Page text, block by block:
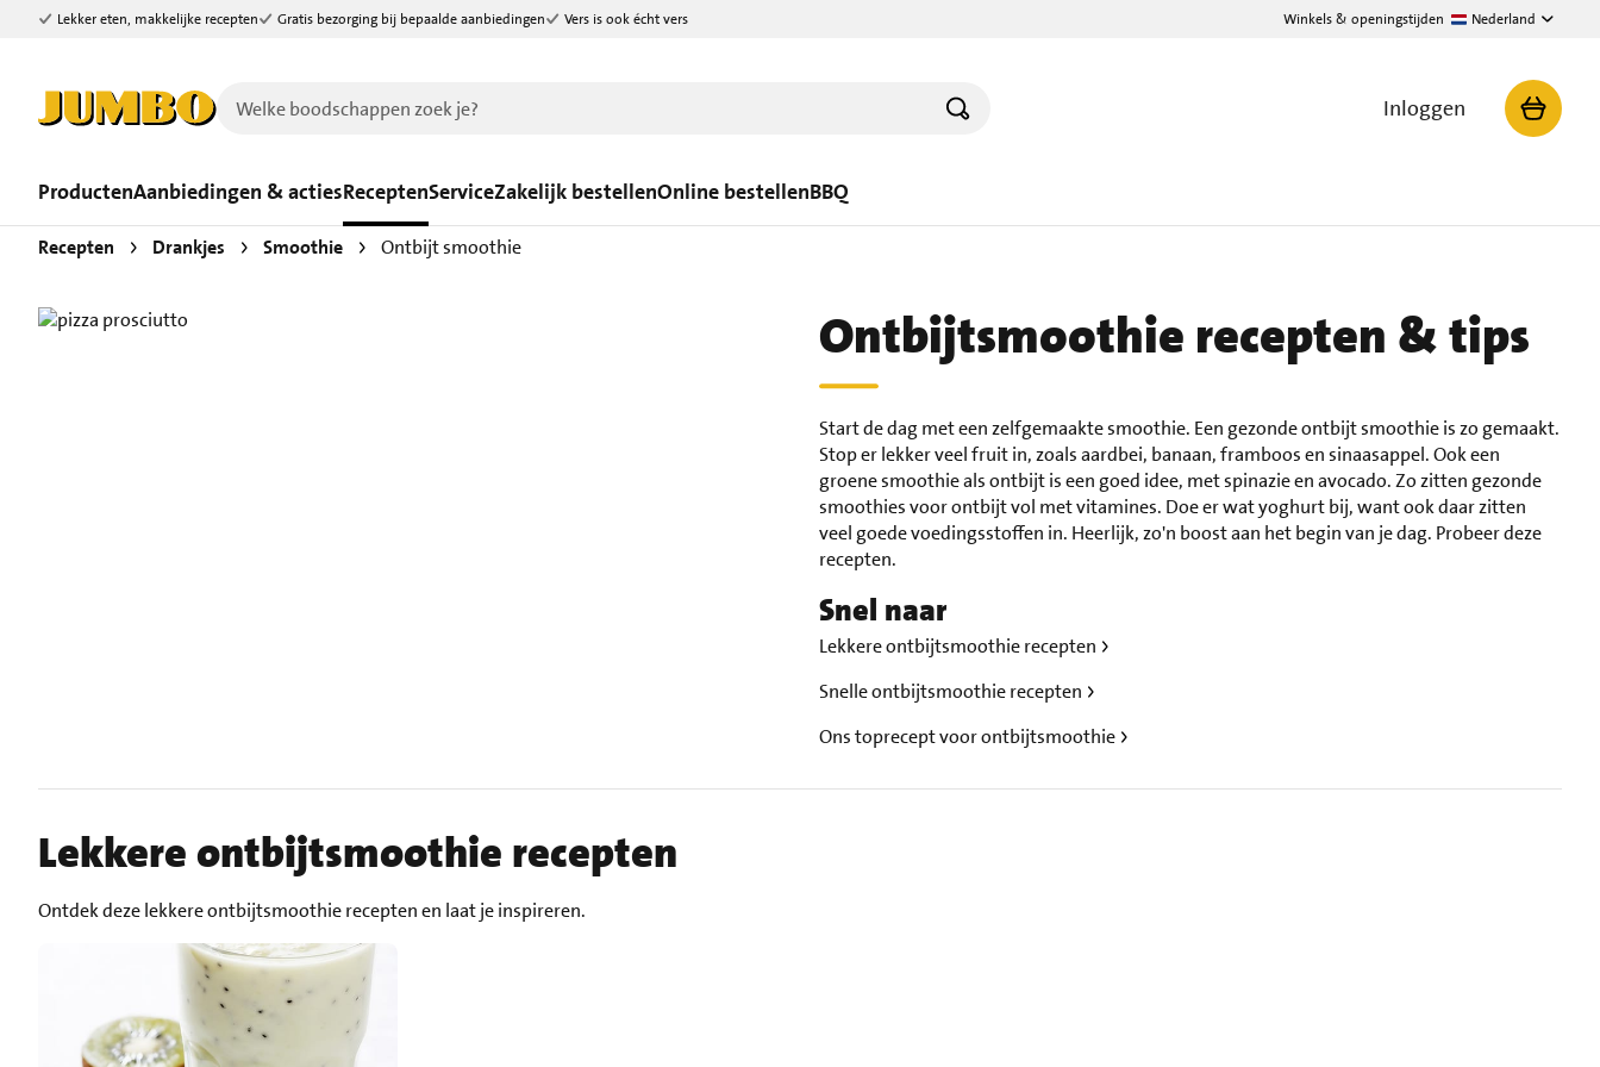
Ga naar zoeken
Ga naar hoofdinhoud
Lekker eten, makkelijke recepten Gratis bezorging bij bepaalde aanbiedingen Vers is ook écht vers Winkels & openingstijden Nederland
Inloggen
ProductenAanbiedingen & actiesReceptenServiceZakelijk bestellenOnline bestellenBBQ
Recepten Drankjes Smoothie Ontbijt smoothie
Ontbijtsmoothie recepten & tips
Start de dag met een zelfgemaakte smoothie. Een gezonde ontbijt smoothie is zo gemaakt.
Stop er lekker veel fruit in, zoals aardbei, banaan, framboos en sinaasappel. Ook een
groene smoothie als ontbijt is een goed idee, met spinazie en avocado. Zo zitten gezonde
smoothies voor ontbijt vol met vitamines. Doe er wat yoghurt bij, want ook daar zitten
veel goede voedingsstoffen in. Heerlijk, zo'n boost aan het begin van je dag. Probeer deze
recepten.
Snel naar
Lekkere ontbijtsmoothie recepten
Snelle ontbijtsmoothie recepten
Ons toprecept voor ontbijtsmoothie
Lekkere ontbijtsmoothie recepten
Ontdek deze lekkere ontbijtsmoothie recepten en laat je inspireren.